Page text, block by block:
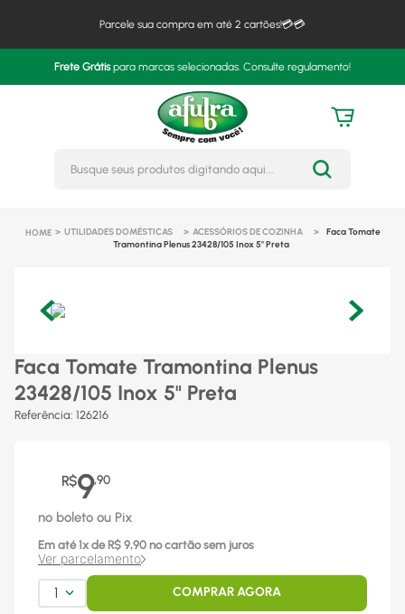
Parcele sua compra em até 2 cartões!💳💳
Frete Grátispara marcas selecionadas. Consulte regulamento!
Busque seus produtos
UTILIDADES DOMÉSTICAS ACESSÓRIOS DE COZINHA
Faca Tomate
Tramontina Plenus 23428/105 Inox 5" Preta
Faca Tomate Tramontina Plenus
23428/105 Inox 5" Preta
Referência: 126216
R$9,90
no boleto ou Pix
Em até 1x de R$ 9,90 no cartão sem juros
Ver parcelamento
1 COMPRAR AGORA